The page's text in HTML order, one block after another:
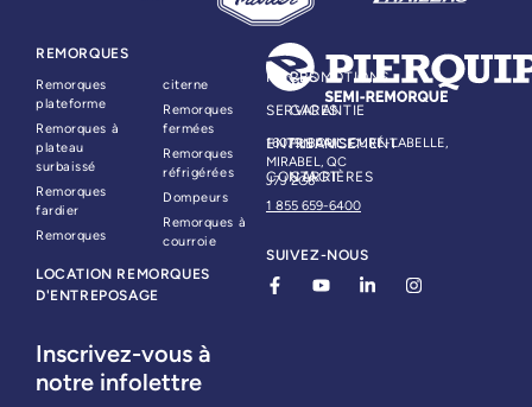
REMORQUES
Remorques
plateforme
Remorques à
plateau
surbaissé
Remorques
fardier
Remorques
citerne
Remorques
fermées
Remorques
réfrigérées
Dompeurs
Remorques à
courroie
PIÈCES
SERVICES
ENTREPRISE
CONTACT
PROMOTIONS
GARANTIE
FINANCEMENT
CARRIÈRES
LOCATION REMORQUES
D'ENTREPOSAGE
Inscrivez-vous à
notre infolettre
16079, BOUL. CURÉ-LABELLE,
MIRABEL, QC
J7J 2G6
1 855 659-6400
SUIVEZ-NOUS